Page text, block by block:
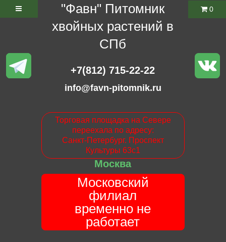
"Фавн" Питомник
хвойных растений в
СПб
+7(812) 715-22-22
info@favn-pitomnik.ru
Торговая площадка на Севере
переехала по адресу:
Санкт-Петербург. Проспект
Культуры 63с1
Москва
Московский
филиал
временно не
работает
0